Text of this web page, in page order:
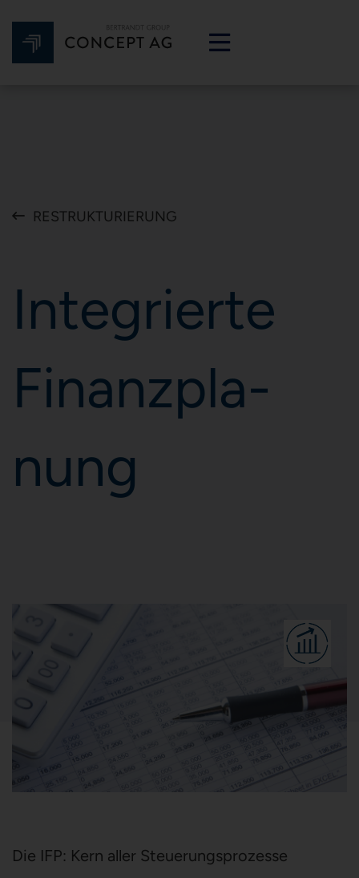
RE­STRUK­TU­RIE­RUNG
In­te­grier­te
Fi­nanz­pla­
nung
Die IFP: Kern aller Steuerungsprozesse